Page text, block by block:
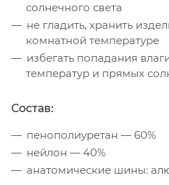
солнечного света
не гладить, хранить
комнатной температуре
избегать попадания
температур и прямых
Состав:
пенополиуретан — 60%
нейлон — 40%
анатомические шины: